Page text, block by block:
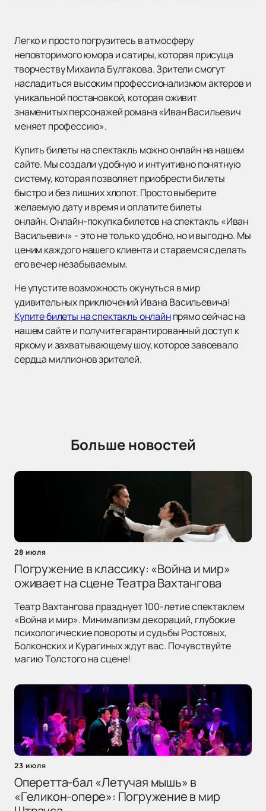
Легко и просто погрузитесь в атмосферу
неповторимого юмора и сатиры, которая присуща
творчеству Михаила Булгакова. Зрители смогут
насладиться высоким профессионализмом актеров и
уникальной постановкой, которая оживит
знаменитых персонажей романа «Иван Васильевич
меняет профессию».
Купить билеты на спектакль можно онлайн на нашем
сайте. Мы создали удобную и интуитивно понятную
систему, которая позволяет приобрести билеты
быстро и без лишних хлопот. Просто выберите
желаемую дату и время и оплатите билеты
онлайн. Онлайн-покупка билетов на спектакль «Иван
Васильевич» - это не только удобно, но и выгодно. Мы
ценим каждого нашего клиента и стараемся сделать
его вечер незабываемым.
Не упустите возможность окунуться в мир
удивительных приключений Ивана Васильевича!
Купите билеты на спектакль онлайнпрямо сейчас на
нашем сайте и получите гарантированный доступ к
яркому и захватывающему шоу, которое завоевало
сердца миллионов зрителей.
Больше новостей
28 июля
Погружение в классику: «Война и мир»
оживает на сцене Театра Вахтангова
Театр Вахтангова празднует 100-летие спектаклем
«Война и мир». Минимализм декораций, глубокие
психологические повороты и судьбы Ростовых,
Болконских и Курагиных ждут вас. Почувствуйте
магию Толстого на сцене!
23 июля
Оперетта-бал «Летучая мышь» в
«Геликон-опере»: Погружение в мир